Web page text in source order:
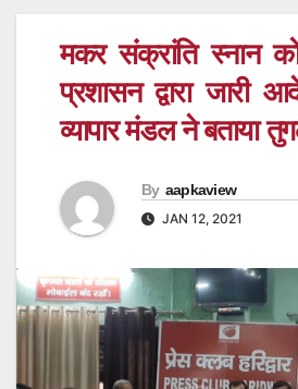
मकर संक्रांति स्नान
प्रशासन द्वारा जारी
व्यापार मंडल ने बताया
By aapkaview
JAN 12, 2021